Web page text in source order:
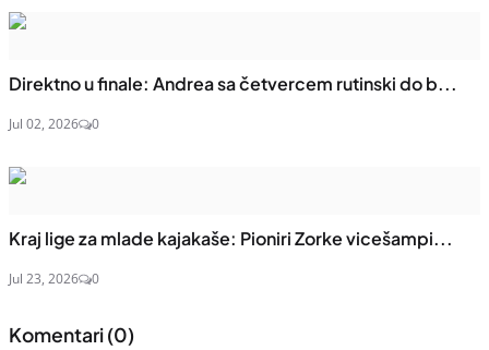
Direktno u finale: Andrea sa četvercem rutinski do b...
Jul 02, 2026 0
Kraj lige za mlade kajakaše: Pioniri Zorke vicešampi...
Jul 23, 2026 0
Komentari (0)